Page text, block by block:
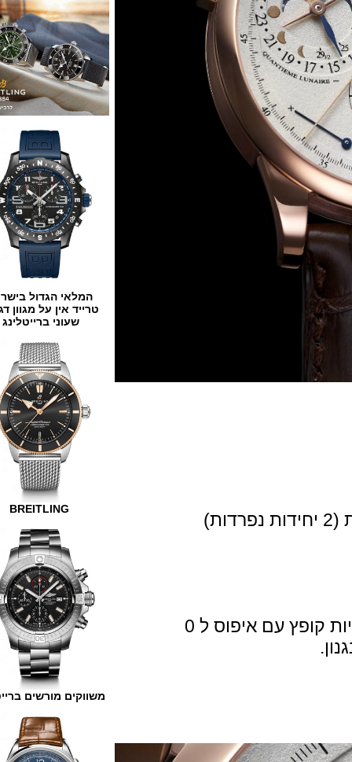
עם איפוס ל 0
המלאי הגדול בישראל
טרייד אין על מגוון דגמים
שעוני ברייטלינג
BREITLING
משווקים מורשים ברייטלינג